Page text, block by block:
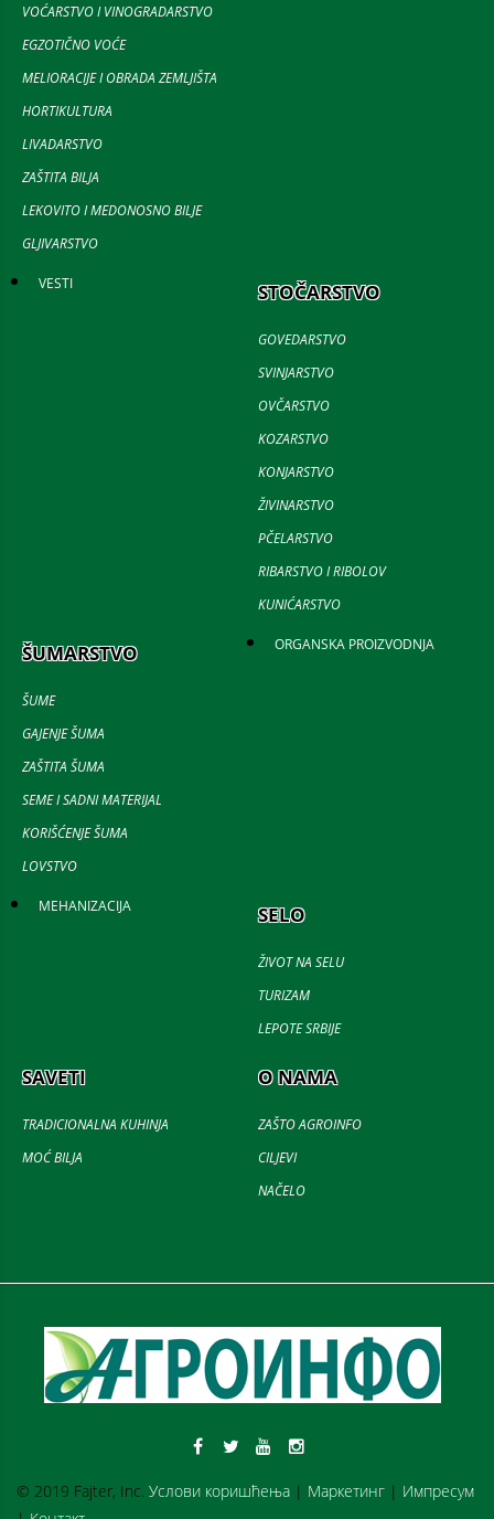
VOĆARSTVO I VINOGRADARSTVO
EGZOTIČNO VOĆE
MELIORACIJE I OBRADA ZEMLJIŠTA
HORTIKULTURA
LIVADARSTVO
ZAŠTITA BILJA
LEKOVITO I MEDONOSNO BILJE
GLJIVARSTVO
VESTI STOČARSTVO
GOVEDARSTVO
SVINJARSTVO
OVČARSTVO
KOZARSTVO
KONJARSTVO
ŽIVINARSTVO
PČELARSTVO
RIBARSTVO I RIBOLOV
KUNIĆARSTVO
ŠUMARSTVO
ŠUME
GAJENJE ŠUMA
ZAŠTITA ŠUMA
SEME I SADNI MATERIJAL
KORIŠĆENJE ŠUMA
LOVSTVO
ORGANSKA PROIZVODNJA
MEHANIZACIJA SELO
ŽIVOT NA SELU
TURIZAM
LEPOTE SRBIJE
SAVETI
TRADICIONALNA KUHINJA
MOĆ BILJA
O NAMA
ZAŠTO AGROINFO
CILJEVI
NAČELO
© 2019 Fajter, Inc. Услови коришћења | Маркетинг | Импресум